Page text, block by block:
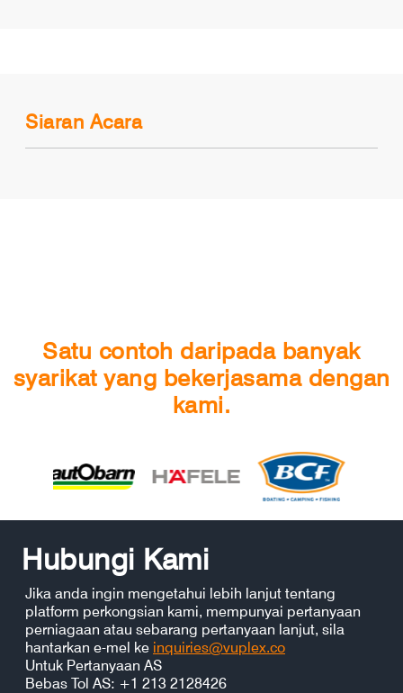
Siaran Acara
Satu contoh daripada banyak
syarikat yang bekerjasama dengan
kami.
Hubungi Kami
Jika anda ingin mengetahui lebih lanjut tentang
platform perkongsian kami, mempunyai pertanyaan
perniagaan atau sebarang pertanyaan lanjut, sila
hantarkan e-mel ke inquiries@vuplex.co
Untuk Pertanyaan AS
Bebas Tol AS: +1 213 2128426